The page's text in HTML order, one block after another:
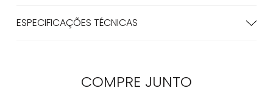
ESPECIFICAÇÕES TÉCNICAS
COMPRE JUNTO